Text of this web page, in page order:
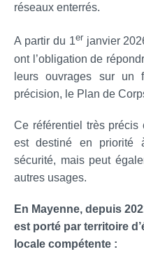
réseaux enterrés.
A partir du 1er janvier
ont l’obligation de
leurs ouvrages sur
précision, le Plan de
Ce référentiel très précis
est destiné en priorité
sécurité, mais peut
autres usages.
En Mayenne, depuis
est porté par territoire
locale compétente :